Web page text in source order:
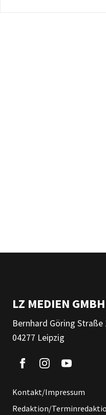
LZ MEDIEN GMBH
Bernhard Göring Straße
04277 Leipzig
Kontakt/Impressum
Redaktion/